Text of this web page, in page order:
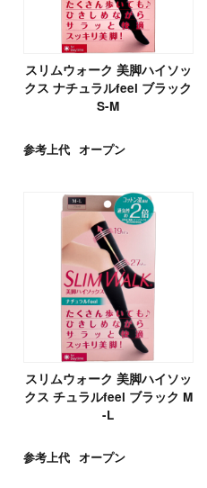
スリムウォーク 美脚ハイソッ
クス ナチュラルfeel ブラック
S-M
参考上代 オープン
スリムウォーク 美脚ハイソッ
クス チュラルfeel ブラック M
-L
参考上代 オープン